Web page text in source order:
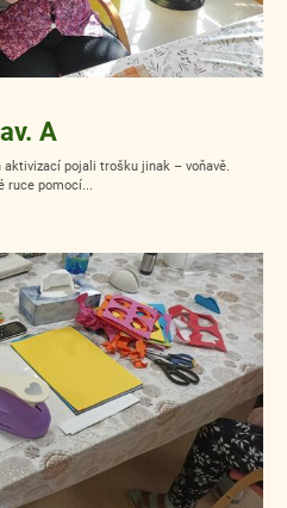
A
pojali trošku jinak – voňavě.
ruce pomocí...